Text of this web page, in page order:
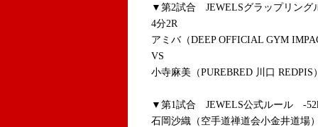
▼第2試合
JEWELSグラップリン
4分2R
アミバ（DEEP OFFICIAL GYM
VS
小寺麻美（PUREBRED 川口 REDPIS
▼第1試合 JEWELS公式ルール -
石岡沙織（空手道禅道会小金井道場